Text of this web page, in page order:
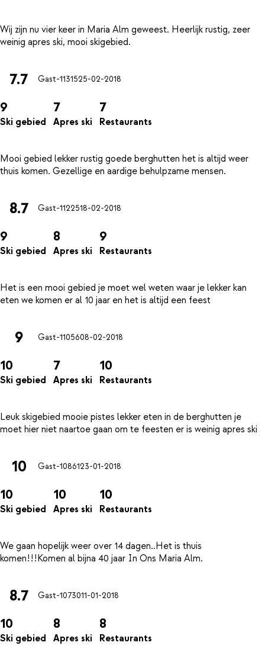
Wij zijn nu vier keer in Maria Alm geweest. Heerlijk rustig, zeer
7.7 Gast-1131525-02-2018
9
Ski gebied
7
Apres ski
7
Restaurants
Mooi gebied lekker rustig goede berghutten het is altijd weer
8.7 Gast-1122518-02-2018
9
Ski gebied
8
Apres ski
9
Restaurants
Het is een mooi gebied je moet wel weten waar je lekker kan
9 Gast-1105608-02-2018
10
Ski gebied
7
Apres ski
10
Restaurants
Leuk skigebied mooie pistes lekker eten in de berghutten je
10 Gast-1086123-01-2018
10
Ski gebied
10
Apres ski
10
Restaurants
We gaan hopelijk weer over 14 dagen..Het is thuis
8.7 Gast-1073011-01-2018
10
Ski gebied
8
Apres ski
8
Restaurants